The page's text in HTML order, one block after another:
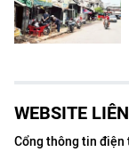
WEBSITE
Cổng thông tin điện